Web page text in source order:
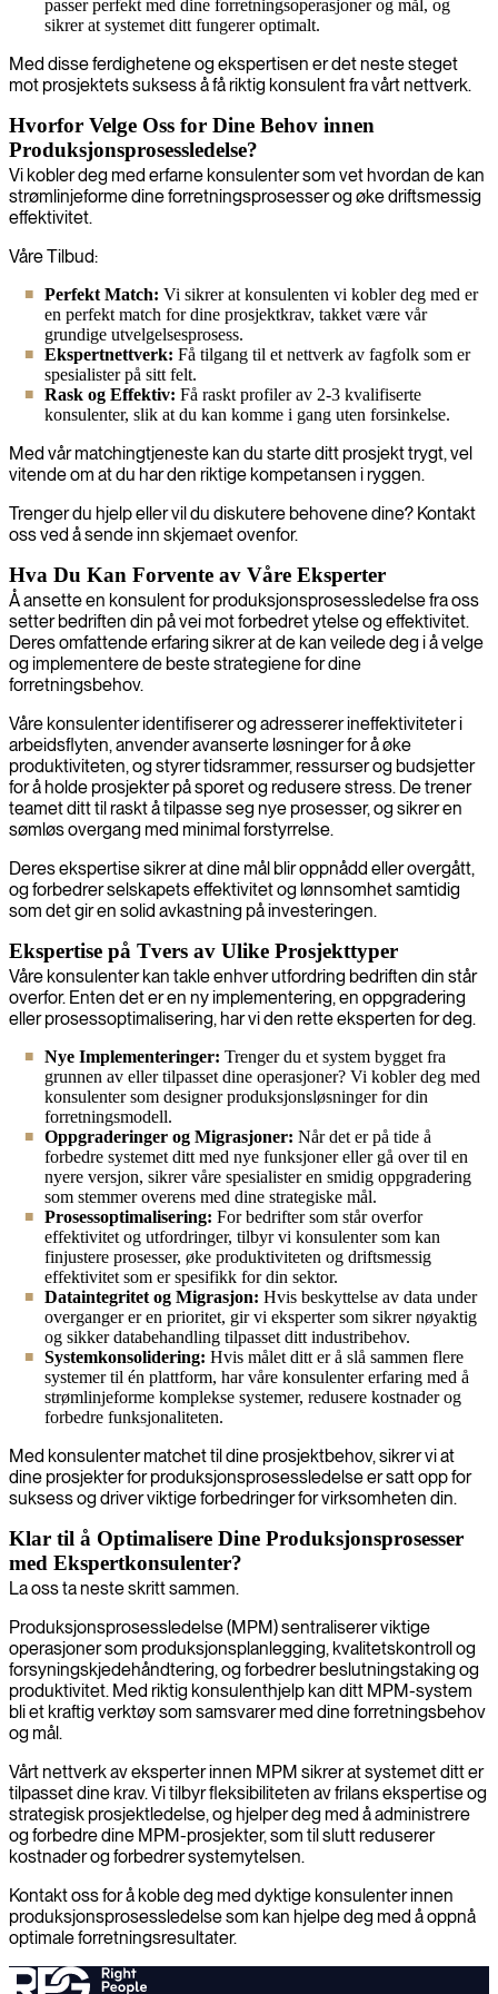
passer perfekt med dine forretningsoperasjoner og mål, og
sikrer at systemet ditt fungerer optimalt.
Med disse ferdighetene og ekspertisen er det neste steget
mot prosjektets suksess å få riktig konsulent fra vårt nettverk.
Hvorfor Velge Oss for Dine Behov innen
Produksjonsprosessledelse?
Vi kobler deg med erfarne konsulenter som vet hvordan de kan
strømlinjeforme dine forretningsprosesser og øke driftsmessig
effektivitet.
Våre Tilbud:
Perfekt Match: Vi sikrer at konsulenten vi kobler deg med er
en perfekt match for dine prosjektkrav, takket være vår
grundige utvelgelsesprosess.
Ekspertnettverk: Få tilgang til et nettverk av fagfolk som er
spesialister på sitt felt.
Rask og Effektiv: Få raskt profiler av 2-3 kvalifiserte
konsulenter, slik at du kan komme i gang uten forsinkelse.
Med vår matchingtjeneste kan du starte ditt prosjekt trygt, vel
vitende om at du har den riktige kompetansen i ryggen.
Trenger du hjelp eller vil du diskutere behovene dine? Kontakt
oss ved å sende inn skjemaet ovenfor.
Hva Du Kan Forvente av Våre Eksperter
Å ansette en konsulent for produksjonsprosessledelse fra oss
setter bedriften din på vei mot forbedret ytelse og effektivitet.
Deres omfattende erfaring sikrer at de kan veilede deg i å velge
og implementere de beste strategiene for dine
forretningsbehov.
Våre konsulenter identifiserer og adresserer ineffektiviteter i
arbeidsflyten, anvender avanserte løsninger for å øke
produktiviteten, og styrer tidsrammer, ressurser og budsjetter
for å holde prosjekter på sporet og redusere stress. De trener
teamet ditt til raskt å tilpasse seg nye prosesser, og sikrer en
sømløs overgang med minimal forstyrrelse.
Deres ekspertise sikrer at dine mål blir oppnådd eller overgått,
og forbedrer selskapets effektivitet og lønnsomhet samtidig
som det gir en solid avkastning på investeringen.
Ekspertise på Tvers av Ulike Prosjekttyper
Våre konsulenter kan takle enhver utfordring bedriften din står
overfor. Enten det er en ny implementering, en oppgradering
eller prosessoptimalisering, har vi den rette eksperten for deg.
Nye Implementeringer: Trenger du et system bygget fra
grunnen av eller tilpasset dine operasjoner? Vi kobler deg med
konsulenter som designer produksjonsløsninger for din
forretningsmodell.
Oppgraderinger og Migrasjoner: Når det er på tide å
forbedre systemet ditt med nye funksjoner eller gå over til en
nyere versjon, sikrer våre spesialister en smidig oppgradering
som stemmer overens med dine strategiske mål.
Prosessoptimalisering: For bedrifter som står overfor
effektivitet og utfordringer, tilbyr vi konsulenter som kan
finjustere prosesser, øke produktiviteten og driftsmessig
effektivitet som er spesifikk for din sektor.
Dataintegritet og Migrasjon: Hvis beskyttelse av data under
overganger er en prioritet, gir vi eksperter som sikrer nøyaktig
og sikker databehandling tilpasset ditt industribehov.
Systemkonsolidering: Hvis målet ditt er å slå sammen flere
systemer til én plattform, har våre konsulenter erfaring med å
strømlinjeforme komplekse systemer, redusere kostnader og
forbedre funksjonaliteten.
Med konsulenter matchet til dine prosjektbehov, sikrer vi at
dine prosjekter for produksjonsprosessledelse er satt opp for
suksess og driver viktige forbedringer for virksomheten din.
Klar til å Optimalisere Dine Produksjonsprosesser
med Ekspertkonsulenter?
La oss ta neste skritt sammen.
Produksjonsprosessledelse (MPM) sentraliserer viktige
operasjoner som produksjonsplanlegging, kvalitetskontroll og
forsyningskjedehåndtering, og forbedrer beslutningstaking og
produktivitet. Med riktig konsulenthjelp kan ditt MPM-system
bli et kraftig verktøy som samsvarer med dine forretningsbehov
og mål.
Vårt nettverk av eksperter innen MPM sikrer at systemet ditt er
tilpasset dine krav. Vi tilbyr fleksibiliteten av frilans ekspertise og
strategisk prosjektledelse, og hjelper deg med å administrere
og forbedre dine MPM-prosjekter, som til slutt reduserer
kostnader og forbedrer systemytelsen.
Kontakt oss for å koble deg med dyktige konsulenter innen
produksjonsprosessledelse som kan hjelpe deg med å oppnå
optimale forretningsresultater.